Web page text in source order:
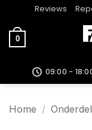
inhoud
Reviews
0
09:00 -
Home /